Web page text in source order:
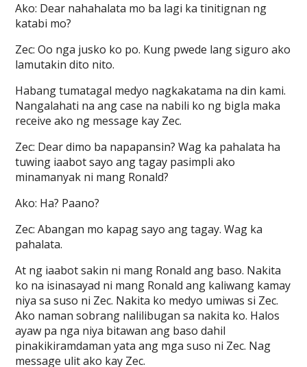
Ako: Dear nahahalata mo ba lagi ka tinitignan ng
katabi mo?
Zec: Oo nga jusko ko po. Kung pwede lang siguro ako
lamutakin dito nito.
Habang tumatagal medyo nagkakatama na din kami.
Nangalahati na ang case na nabili ko ng bigla maka
receive ako ng message kay Zec.
Zec: Dear dimo ba napapansin? Wag ka pahalata ha
tuwing iaabot sayo ang tagay pasimpli ako
minamanyak ni mang Ronald?
Ako: Ha? Paano?
Zec: Abangan mo kapag sayo ang tagay. Wag ka
pahalata.
At ng iaabot sakin ni mang Ronald ang baso. Nakita
ko na isinasayad ni mang Ronald ang kaliwang kamay
niya sa suso ni Zec. Nakita ko medyo umiwas si Zec.
Ako naman sobrang nalilibugan sa nakita ko. Halos
ayaw pa nga niya bitawan ang baso dahil
pinakikiramdaman yata ang mga suso ni Zec. Nag
message ulit ako kay Zec.